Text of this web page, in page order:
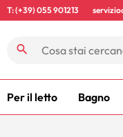
T: (+39) 055 901213
Per il letto Bagno